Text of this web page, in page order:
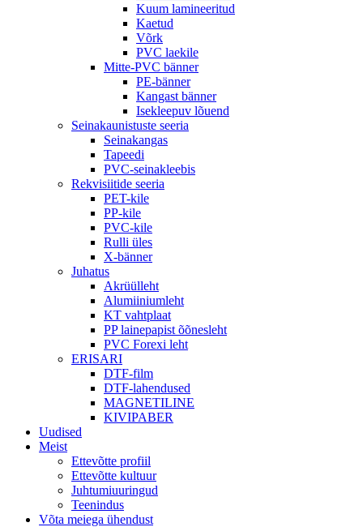
Kuum lamineeritud
Kaetud
Võrk
PVC laekile
Mitte-PVC bänner
PE-bänner
Kangast bänner
Isekleepuv lõuend
Seinakaunistuste seeria
Seinakangas
Tapeedi
PVC-seinakleebis
Rekvisiitide seeria
PET-kile
PP-kile
PVC-kile
Rulli üles
X-bänner
Juhatus
Akrüülleht
Alumiiniumleht
KT vahtplaat
PP lainepapist õõnesleht
PVC Forexi leht
ERISARI
DTF-film
DTF-lahendused
MAGNETILINE
KIVIPABER
Uudised
Meist
Ettevõtte profiil
Ettevõtte kultuur
Juhtumiuuringud
Teenindus
Võta meiega ühendust